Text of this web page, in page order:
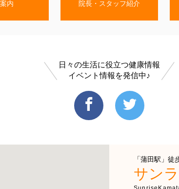
内 院長・スタッフ紹介
日々の生活に役立つ健康情報
イベント情報を発信中♪
「蒲田駅」
サン